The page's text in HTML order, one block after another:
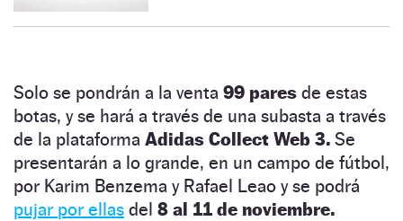
Solo se pondrán a la venta 99 pares de estas
botas, y se hará a través de una subasta a través
de la plataforma Adidas Collect Web 3. Se
presentarán a lo grande, en un campo de fútbol,
por Karim Benzema y Rafael Leao y se podrá
pujar por ellas del 8 al 11 de noviembre.